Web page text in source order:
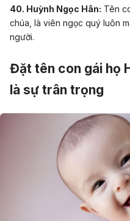
40. Huỳnh Ngọc Hân: Tên
chúa, là viên ngọc quý luôn
người.
Đặt tên con gái họ
là sự trân trọng